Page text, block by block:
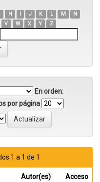
H I J K L M
N
V W X Y Z
En orden:
por página
1 a 1 de 1
Autor(es) Acceso